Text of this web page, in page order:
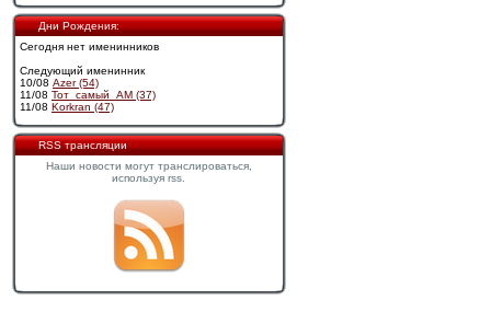
Дни Рождения:
Сегодня нет именинников
Следующий именинник
10/08 Azer (54)
11/08 Тот_самый_АМ (37)
11/08 Korkran (47)
RSS трансляции
Наши новости могут транслироваться,
используя rss.